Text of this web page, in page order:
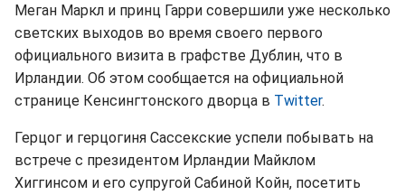
Меган Маркл и принц Гарри совершили уже несколько
светских выходов во время своего первого
официального визита в графстве Дублин, что в
Ирландии. Об этом сообщается на официальной
странице Кенсингтонского дворца в Twitter.
Герцог и герцогиня Сассекские успели побывать на
встрече с президентом Ирландии Майклом
Хиггинсом и его супругой Сабиной Койн, посетить